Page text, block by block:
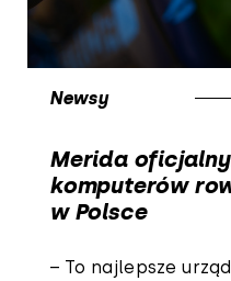
Newsy
Merida
komputerów
w Polsce
– To najlepsze